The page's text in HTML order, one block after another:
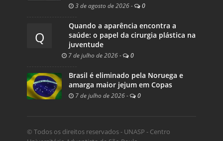
3 de agosto de 2026 - 0
Q
Quando a aparência encontra a
saúde: o papel da cirurgia plástica na
juventude
7 de julho de 2026 - 0
Brasil é eliminado pela Noruega e
amarga maior jejum em Copas
7 de julho de 2026 - 0
© Todos os direitos reservados - UNASP - Centro